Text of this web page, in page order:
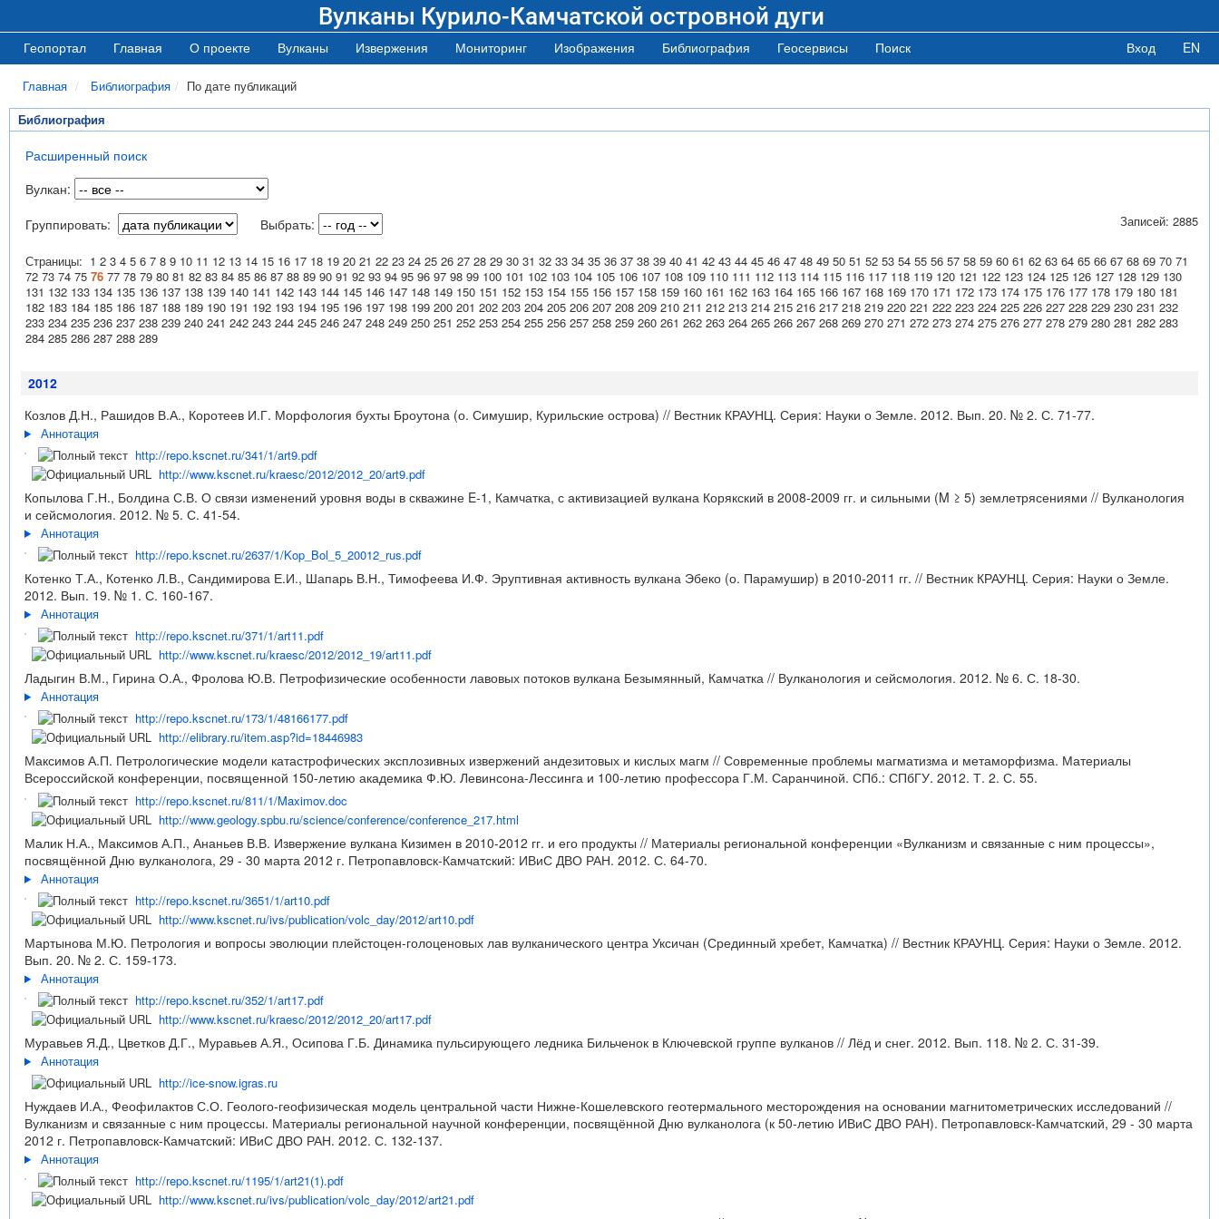
Вулканы Курило-Камчатской островной дуги
Геопортал Главная О проекте Вулканы Извержения Мониторинг Изображения Библиография Геосервисы Поиск Вход EN
Главная Библиография По дате публикаций
Библиография
Расширенный поиск
Вулкан:
Группировать:
Выбрать: Записей: 2885
Страницы: 1 2 3 4 5 6 7 8 9 10 11 12 13 14 15 16 17 18 19 20 21 22 23 24 25 26 27 28 29 30 31 32 33 34 35 36 37 38 39 40 41 42 43 44 45 46 47 48 49 50 51 52 53 54 55 56 57 58 59 60 61 62 63 64 65 66 67 68 69 70 71
72 73 74 75 76 77 78 79 80 81 82 83 84 85 86 87 88 89 90 91 92 93 94 95 96 97 98 99 100 101 102 103 104 105 106 107 108 109 110 111 112 113 114 115 116 117 118 119 120 121 122 123 124 125 126 127 128 129 130
131 132 133 134 135 136 137 138 139 140 141 142 143 144 145 146 147 148 149 150 151 152 153 154 155 156 157 158 159 160 161 162 163 164 165 166 167 168 169 170 171 172 173 174 175 176 177 178 179 180 181
182 183 184 185 186 187 188 189 190 191 192 193 194 195 196 197 198 199 200 201 202 203 204 205 206 207 208 209 210 211 212 213 214 215 216 217 218 219 220 221 222 223 224 225 226 227 228 229 230 231 232
233 234 235 236 237 238 239 240 241 242 243 244 245 246 247 248 249 250 251 252 253 254 255 256 257 258 259 260 261 262 263 264 265 266 267 268 269 270 271 272 273 274 275 276 277 278 279 280 281 282 283
284 285 286 287 288 289
2012
Козлов Д.Н., Рашидов В.А., Коротеев И.Г. Морфология бухты Броутона (о. Симушир, Курильские острова) // Вестник КРАУНЦ. Серия: Науки о Земле. 2012. Вып. 20. № 2. С. 71-77.
Аннотация
http://repo.kscnet.ru/341/1/art9.pdf
http://www.kscnet.ru/kraesc/2012/2012_20/art9.pdf
Копылова Г.Н., Болдина С.В. О связи изменений уровня воды в скважине E-1, Камчатка, с активизацией вулкана Корякский в 2008-2009 гг. и сильными (M ≥ 5) землетрясениями // Вулканология
и сейсмология. 2012. № 5. С. 41-54.
Аннотация
http://repo.kscnet.ru/2637/1/Kop_Bol_5_20012_rus.pdf
Котенко Т.А., Котенко Л.В., Сандимирова Е.И., Шапарь В.Н., Тимофеева И.Ф. Эруптивная активность вулкана Эбеко (о. Парамушир) в 2010-2011 гг. // Вестник КРАУНЦ. Серия: Науки о Земле.
2012. Вып. 19. № 1. С. 160-167.
Аннотация
http://repo.kscnet.ru/371/1/art11.pdf
http://www.kscnet.ru/kraesc/2012/2012_19/art11.pdf
Ладыгин В.М., Гирина О.А., Фролова Ю.В. Петрофизические особенности лавовых потоков вулкана Безымянный, Камчатка // Вулканология и сейсмология. 2012. № 6. С. 18-30.
Аннотация
http://repo.kscnet.ru/173/1/48166177.pdf
http://elibrary.ru/item.asp?id=18446983
Максимов А.П. Петрологические модели катастрофических эксплозивных извержений андезитовых и кислых магм // Современные проблемы магматизма и метаморфизма. Материалы
Всероссийской конференции, посвященной 150-летию академика Ф.Ю. Левинсона-Лессинга и 100-летию профессора Г.М. Саранчиной. СПб.: СПбГУ. 2012. Т. 2. С. 55.
http://repo.kscnet.ru/811/1/Maximov.doc
http://www.geology.spbu.ru/science/conference/conference_217.html
Малик Н.А., Максимов А.П., Ананьев В.В. Извержение вулкана Кизимен в 2010-2012 гг. и его продукты // Материалы региональной конференции «Вулканизм и связанные с ним процессы»,
посвящённой Дню вулканолога, 29 - 30 марта 2012 г. Петропавловск-Камчатский: ИВиС ДВО РАН. 2012. С. 64-70.
Аннотация
http://repo.kscnet.ru/3651/1/art10.pdf
http://www.kscnet.ru/ivs/publication/volc_day/2012/art10.pdf
Мартынова М.Ю. Петрология и вопросы эволюции плейстоцен-голоценовых лав вулканического центра Уксичан (Срединный хребет, Камчатка) // Вестник КРАУНЦ. Серия: Науки о Земле. 2012.
Вып. 20. № 2. С. 159-173.
Аннотация
http://repo.kscnet.ru/352/1/art17.pdf
http://www.kscnet.ru/kraesc/2012/2012_20/art17.pdf
Муравьев Я.Д., Цветков Д.Г., Муравьев А.Я., Осипова Г.Б. Динамика пульсирующего ледника Бильченок в Ключевской группе вулканов // Лёд и снег. 2012. Вып. 118. № 2. С. 31-39.
Аннотация
http://ice-snow.igras.ru
Нуждаев И.А., Феофилактов С.О. Геолого-геофизическая модель центральной части Нижне-Кошелевского геотермального месторождения на основании магнитометрических исследований //
Вулканизм и связанные с ним процессы. Материалы региональной научной конференции, посвящённой Дню вулканолога (к 50-летию ИВиС ДВО РАН). Петропавловск-Камчатский, 29 - 30 марта
2012 г. Петропавловск-Камчатский: ИВиС ДВО РАН. 2012. С. 132-137.
Аннотация
http://repo.kscnet.ru/1195/1/art21(1).pdf
http://www.kscnet.ru/ivs/publication/volc_day/2012/art21.pdf